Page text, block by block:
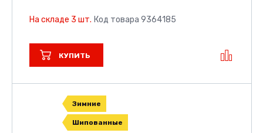
На складе 3 шт. Код товара 9364185
КУПИТЬ
Зимние
Шипованные